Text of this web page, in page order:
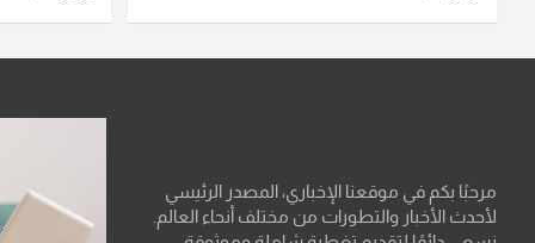
مرحبًا بكم في موقعنا الإخباري، المصدر الرئيسي
لأحدث الأخبار والتطورات من مختلف أنحاء العالم.